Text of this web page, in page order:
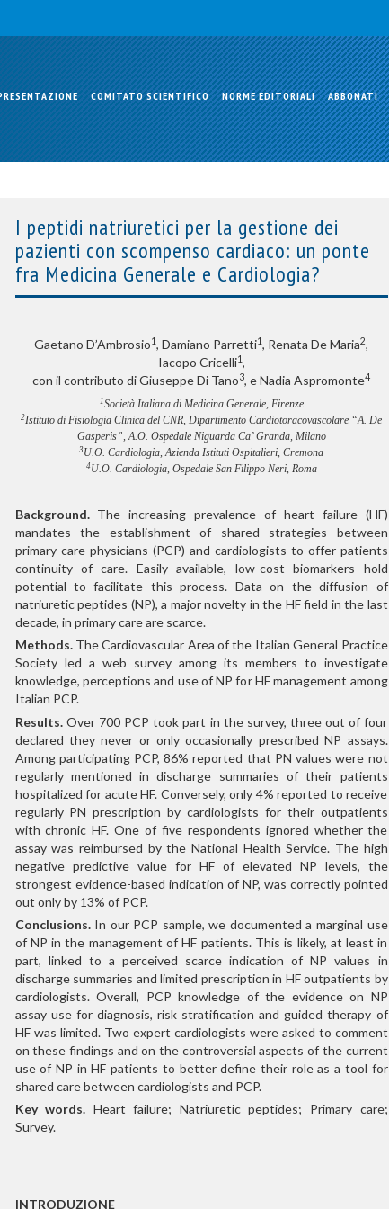
COMITATO SCIENTIFICO NORME EDITORIALI ABBONATI
I peptidi natriuretici per la gestione dei
pazienti con scompenso cardiaco: un ponte
fra Medicina Generale e Cardiologia?
Gaetano D’Ambrosio1, Damiano Parretti1, Renata De Maria2,
Iacopo Cricelli1,
con il contributo di Giuseppe Di Tano3, e Nadia Aspromonte4
1Società Italiana di Medicina Generale, Firenze
2Istituto di Fisiologia Clinica del CNR, Dipartimento Cardiotoracovascolare “A. De
Gasperis”, A.O. Ospedale Niguarda Ca’ Granda, Milano
3U.O. Cardiologia, Azienda Istituti Ospitalieri, Cremona
4U.O. Cardiologia, Ospedale San Filippo Neri, Roma
Background.The increasing prevalence of heart failure (HF)
mandates the establishment of shared strategies between
primary care physicians (PCP) and cardiologists to offer patients
continuity of care. Easily available, low-cost biomarkers hold
potential to facilitate this process. Data on the diffusion of
natriuretic peptides (NP), a major novelty in the HF field in the last
decade, in primary care are scarce.
Methods.The Cardiovascular Area of the Italian General Practice
Society led a web survey among its members to investigate
knowledge, perceptions and use of NP for HF management among
Italian PCP.
Results.Over 700 PCP took part in the survey, three out of four
declared they never or only occasionally prescribed NP assays.
Among participating PCP, 86% reported that PN values were not
regularly mentioned in discharge summaries of their patients
hospitalized for acute HF. Conversely, only 4% reported to receive
regularly PN prescription by cardiologists for their outpatients
with chronic HF. One of five respondents ignored whether the
assay was reimbursed by the National Health Service. The high
negative predictive value for HF of elevated NP levels, the
strongest evidence-based indication of NP, was correctly pointed
out only by 13% of PCP.
Conclusions.In our PCP sample, we documented a marginal use
of NP in the management of HF patients. This is likely, at least in
part, linked to a perceived scarce indication of NP values in
discharge summaries and limited prescription in HF outpatients by
cardiologists. Overall, PCP knowledge of the evidence on NP
assay use for diagnosis, risk stratification and guided therapy of
HF was limited. Two expert cardiologists were asked to comment
on these findings and on the controversial aspects of the current
use of NP in HF patients to better define their role as a tool for
shared care between cardiologists and PCP.
Key words. Heart failure; Natriuretic peptides; Primary care;
Survey.
INTRODUZIONE